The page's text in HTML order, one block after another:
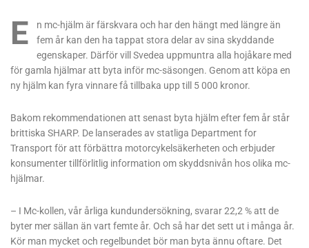
E
n mc-hjälm är färskvara och har den hängt med längre än
fem år kan den ha tappat stora delar av sina skyddande
egenskaper. Därför vill Svedea uppmuntra alla hojåkare med
för gamla hjälmar att byta inför mc-säsongen. Genom att köpa en
ny hjälm kan fyra vinnare få tillbaka upp till 5 000 kronor.
Bakom rekommendationen att senast byta hjälm efter fem år står
brittiska SHARP. De lanserades av statliga Department for
Transport för att förbättra motorcykelsäkerheten och erbjuder
konsumenter tillförlitlig information om skyddsnivån hos olika mc-
hjälmar.
– I Mc-kollen, vår årliga kundundersökning, svarar 22,2 % att de
byter mer sällan än vart femte år. Och så har det sett ut i många år.
Kör man mycket och regelbundet bör man byta ännu oftare. Det